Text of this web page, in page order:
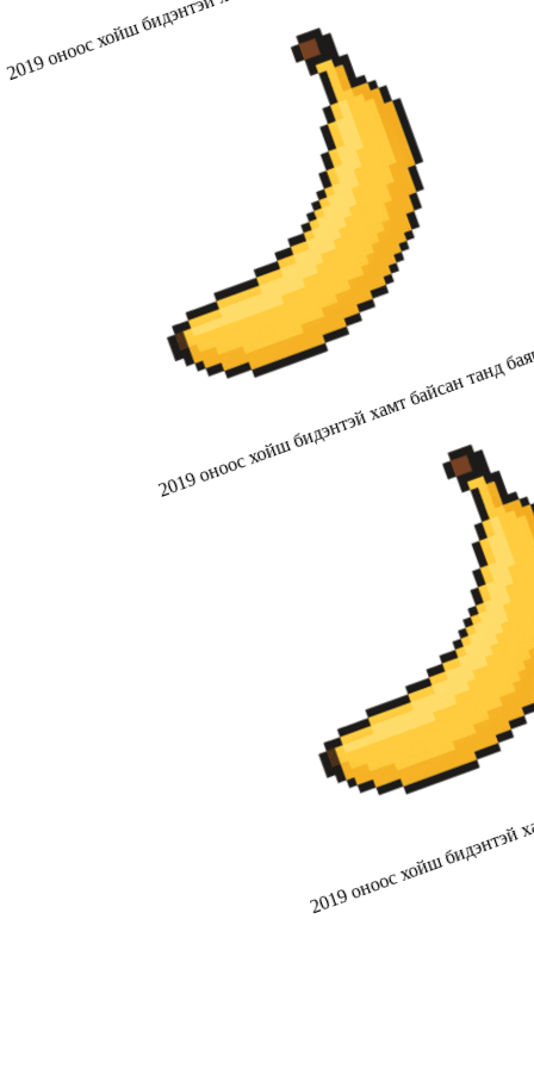
2019 оноос хойш бидэнтэй хамт байсан
2019 оноос хойш